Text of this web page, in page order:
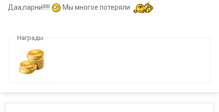
Даа,парни!!!!! Мы многое потеряли
Награды